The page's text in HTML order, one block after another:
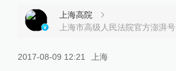
上海高院
上海市高级人民法院官方澎湃号
2017-08-09 12:21 上海